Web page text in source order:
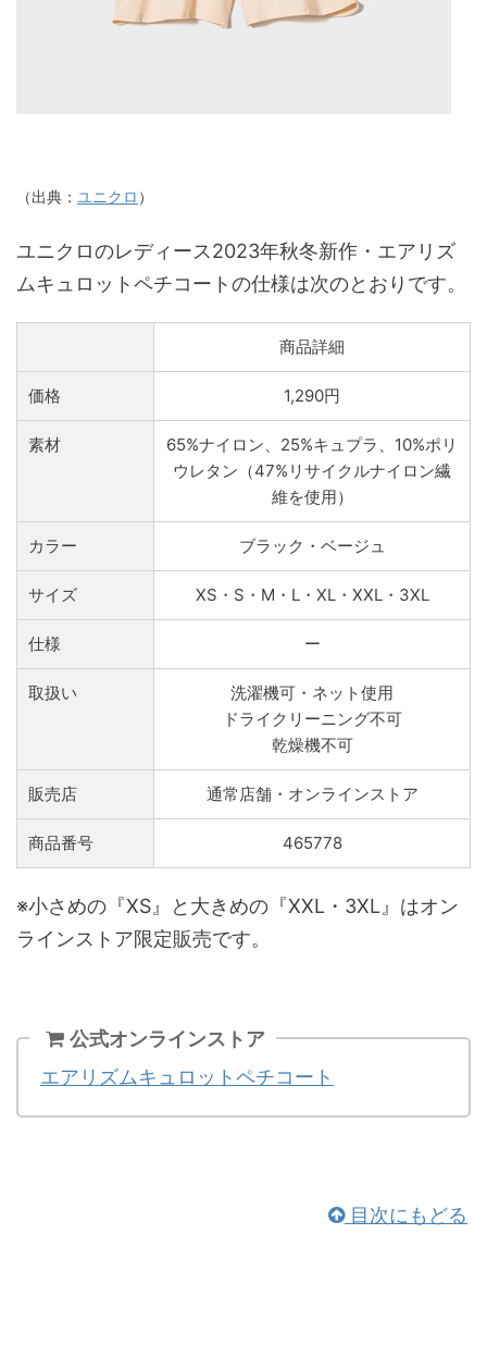
（出典： ユニクロ ）
ユニクロのレディース2023年秋冬新作・エアリズ
ムキュロットペチコートの仕様は次のとおりです。
商品詳細
価格 1,290円
素材
65%ナイロン、25%キュプラ、10%ポリ
ウレタン（47%リサイクルナイロン繊
維を使用）
カラー ブラック・ベージュ
サイズ XS・S・M・L・XL・XXL・3XL
仕様 ー
取扱い
洗濯機可・ネット使用
ドライクリーニング不可
乾燥機不可
販売店 通常店舗・オンラインストア
商品番号 465778
※小さめの『XS』と大きめの『XXL・3XL』はオン
ラインストア限定販売です。
公式オンラインストア
エアリズムキュロットペチコート
目次にもどる